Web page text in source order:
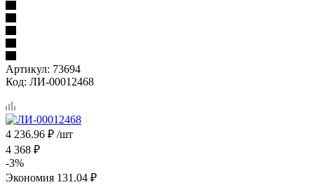
Артикул: 73694
Код: ЛИ-00012468
4 236.96 ₽ /шт
4 368 ₽
-3%
Экономия 131.04 ₽